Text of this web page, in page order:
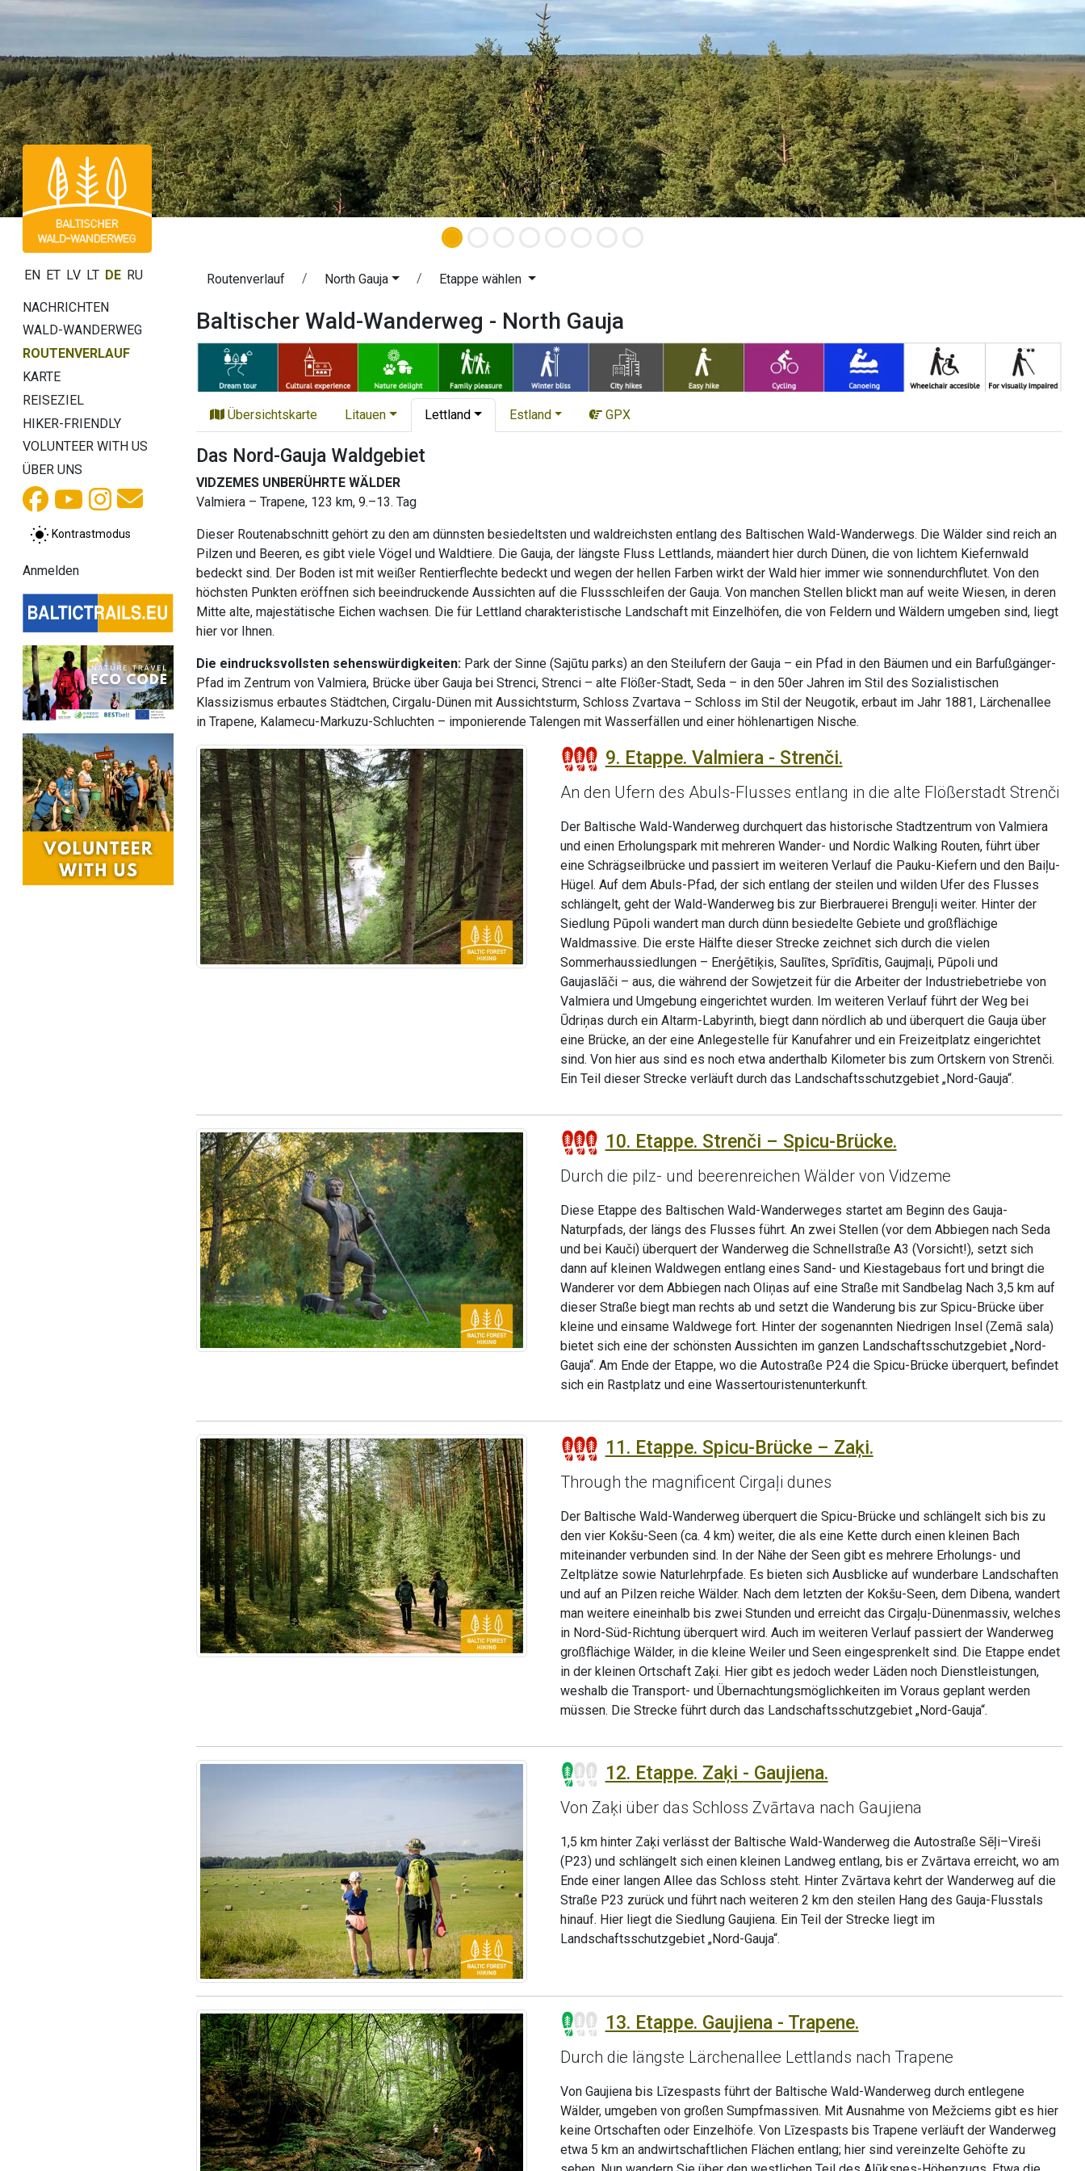
EN ET LV LT DE RU
NACHRICHTEN
WALD-WANDERWEG
ROUTENVERLAUF
KARTE
REISEZIEL
HIKER-FRIENDLY
VOLUNTEER WITH US
ÜBER UNS
Kontrastmodus
Anmelden
Routenverlauf North Gauja Etappe wählen
Baltischer Wald-Wanderweg - North Gauja
Übersichtskarte Litauen Lettland Estland GPX
Das Nord-Gauja Waldgebiet
VIDZEMES UNBERÜHRTE WÄLDER
Valmiera – Trapene, 123 km, 9.–13. Tag
Dieser Routenabschnitt gehört zu den am dünnsten besiedeltsten und waldreichsten entlang des Baltischen Wald-Wanderwegs. Die Wälder sind reich an
Pilzen und Beeren, es gibt viele Vögel und Waldtiere. Die Gauja, der längste Fluss Lettlands, mäandert hier durch Dünen, die von lichtem Kiefernwald
bedeckt sind. Der Boden ist mit weißer Rentierflechte bedeckt und wegen der hellen Farben wirkt der Wald hier immer wie sonnendurchflutet. Von den
höchsten Punkten eröffnen sich beeindruckende Aussichten auf die Flussschleifen der Gauja. Von manchen Stellen blickt man auf weite Wiesen, in deren
Mitte alte, majestätische Eichen wachsen. Die für Lettland charakteristische Landschaft mit Einzelhöfen, die von Feldern und Wäldern umgeben sind, liegt
hier vor Ihnen.
Die eindrucksvollsten sehenswürdigkeiten: Park der Sinne (Sajūtu parks) an den Steilufern der Gauja – ein Pfad in den Bäumen und ein Barfußgänger-
Pfad im Zentrum von Valmiera, Brücke über Gauja bei Strenci, Strenci – alte Flößer-Stadt, Seda – in den 50er Jahren im Stil des Sozialistischen
Klassizismus erbautes Städtchen, Cirgalu-Dünen mit Aussichtsturm, Schloss Zvartava – Schloss im Stil der Neugotik, erbaut im Jahr 1881, Lärchenallee
in Trapene, Kalamecu-Markuzu-Schluchten – imponierende Talengen mit Wasserfällen und einer höhlenartigen Nische.
9. Etappe. Valmiera - Strenči.
An den Ufern des Abuls-Flusses entlang in die alte Flößerstadt Strenči
Der Baltische Wald-Wanderweg durchquert das historische Stadtzentrum von Valmiera
und einen Erholungspark mit mehreren Wander- und Nordic Walking Routen, führt über
eine Schrägseilbrücke und passiert im weiteren Verlauf die Pauku-Kiefern und den Baiļu-
Hügel. Auf dem Abuls-Pfad, der sich entlang der steilen und wilden Ufer des Flusses
schlängelt, geht der Wald-Wanderweg bis zur Bierbrauerei Brenguļi weiter. Hinter der
Siedlung Pūpoli wandert man durch dünn besiedelte Gebiete und großflächige
Waldmassive. Die erste Hälfte dieser Strecke zeichnet sich durch die vielen
Sommerhaussiedlungen – Enerģētiķis, Saulītes, Sprīdītis, Gaujmaļi, Pūpoli und
Gaujaslāči – aus, die während der Sowjetzeit für die Arbeiter der Industriebetriebe von
Valmiera und Umgebung eingerichtet wurden. Im weiteren Verlauf führt der Weg bei
Ūdriņas durch ein Altarm-Labyrinth, biegt dann nördlich ab und überquert die Gauja über
eine Brücke, an der eine Anlegestelle für Kanufahrer und ein Freizeitplatz eingerichtet
sind. Von hier aus sind es noch etwa anderthalb Kilometer bis zum Ortskern von Strenči.
Ein Teil dieser Strecke verläuft durch das Landschaftsschutzgebiet „Nord-Gauja“.
10. Etappe. Strenči – Spicu-Brücke.
Durch die pilz- und beerenreichen Wälder von Vidzeme
Diese Etappe des Baltischen Wald-Wanderweges startet am Beginn des Gauja-
Naturpfads, der längs des Flusses führt. An zwei Stellen (vor dem Abbiegen nach Seda
und bei Kauči) überquert der Wanderweg die Schnellstraße A3 (Vorsicht!), setzt sich
dann auf kleinen Waldwegen entlang eines Sand- und Kiestagebaus fort und bringt die
Wanderer vor dem Abbiegen nach Oliņas auf eine Straße mit Sandbelag Nach 3,5 km auf
dieser Straße biegt man rechts ab und setzt die Wanderung bis zur Spicu-Brücke über
kleine und einsame Waldwege fort. Hinter der sogenannten Niedrigen Insel (Zemā sala)
bietet sich eine der schönsten Aussichten im ganzen Landschaftsschutzgebiet „Nord-
Gauja“. Am Ende der Etappe, wo die Autostraße P24 die Spicu-Brücke überquert, befindet
sich ein Rastplatz und eine Wassertouristenunterkunft.
11. Etappe. Spicu-Brücke – Zaķi.
Through the magnificent Cirgaļi dunes
Der Baltische Wald-Wanderweg überquert die Spicu-Brücke und schlängelt sich bis zu
den vier Kokšu-Seen (ca. 4 km) weiter, die als eine Kette durch einen kleinen Bach
miteinander verbunden sind. In der Nähe der Seen gibt es mehrere Erholungs- und
Zeltplätze sowie Naturlehrpfade. Es bieten sich Ausblicke auf wunderbare Landschaften
und auf an Pilzen reiche Wälder. Nach dem letzten der Kokšu-Seen, dem Dibena, wandert
man weitere eineinhalb bis zwei Stunden und erreicht das Cirgaļu-Dünenmassiv, welches
in Nord-Süd-Richtung überquert wird. Auch im weiteren Verlauf passiert der Wanderweg
großflächige Wälder, in die kleine Weiler und Seen eingesprenkelt sind. Die Etappe endet
in der kleinen Ortschaft Zaķi. Hier gibt es jedoch weder Läden noch Dienstleistungen,
weshalb die Transport- und Übernachtungsmöglichkeiten im Voraus geplant werden
müssen. Die Strecke führt durch das Landschaftsschutzgebiet „Nord-Gauja“.
12. Etappe. Zaķi - Gaujiena.
Von Zaķi über das Schloss Zvārtava nach Gaujiena
1,5 km hinter Zaķi verlässt der Baltische Wald-Wanderweg die Autostraße Sēļi–Vireši
(P23) und schlängelt sich einen kleinen Landweg entlang, bis er Zvārtava erreicht, wo am
Ende einer langen Allee das Schloss steht. Hinter Zvārtava kehrt der Wanderweg auf die
Straße P23 zurück und führt nach weiteren 2 km den steilen Hang des Gauja-Flusstals
hinauf. Hier liegt die Siedlung Gaujiena. Ein Teil der Strecke liegt im
Landschaftsschutzgebiet „Nord-Gauja“.
13. Etappe. Gaujiena - Trapene.
Durch die längste Lärchenallee Lettlands nach Trapene
Von Gaujiena bis Līzespasts führt der Baltische Wald-Wanderweg durch entlegene
Wälder, umgeben von großen Sumpfmassiven. Mit Ausnahme von Mežciems gibt es hier
keine Ortschaften oder Einzelhöfe. Von Līzespasts bis Trapene verläuft der Wanderweg
etwa 5 km an andwirtschaftlichen Flächen entlang; hier sind vereinzelte Gehöfte zu